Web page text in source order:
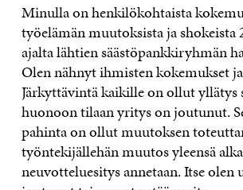
Minulla on henkilökohtaista
työelämän muutoksista ja shokeista
ajalta lähtien säästöpankkiryhmän
Olen nähnyt ihmisten kokemukset
Järkyttävintä kaikille on ollut yllätys
huonoon tilaan yritys on joutunut.
pahinta on ollut muutoksen
työntekijällehän muutos yleensä
neuvotteluesitys annetaan. Itse olen